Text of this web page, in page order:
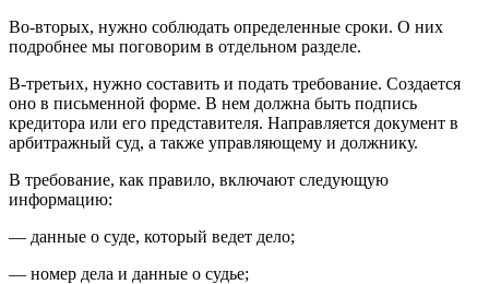
Во-вторых, нужно соблюдать определенные сроки. О них
подробнее мы поговорим в отдельном разделе.
В-третьих, нужно составить и подать требование. Создается
оно в письменной форме. В нем должна быть подпись
кредитора или его представителя. Направляется документ в
арбитражный суд, а также управляющему и должнику.
В требование, как правило, включают следующую
информацию:
— данные о суде, который ведет дело;
— номер дела и данные о судье;